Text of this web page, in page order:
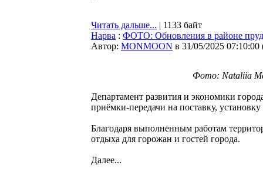
Читать дальше... | 1133 байт
Нарва : ФОТО: Обновления в районе
Автор: MONMOON в 31/05/2025 07:10:00
Фото: Nataliia
Департамент развития и экономики
приёмки-передачи на поставку,
Благодаря выполненным работам
отдыха для горожан и гостей города.
Далее...